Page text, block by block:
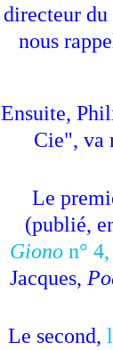
directeur du
nous
Ensuite,
Cie", va
Le
(publié,
Giono n°
Jacques,
Le second,